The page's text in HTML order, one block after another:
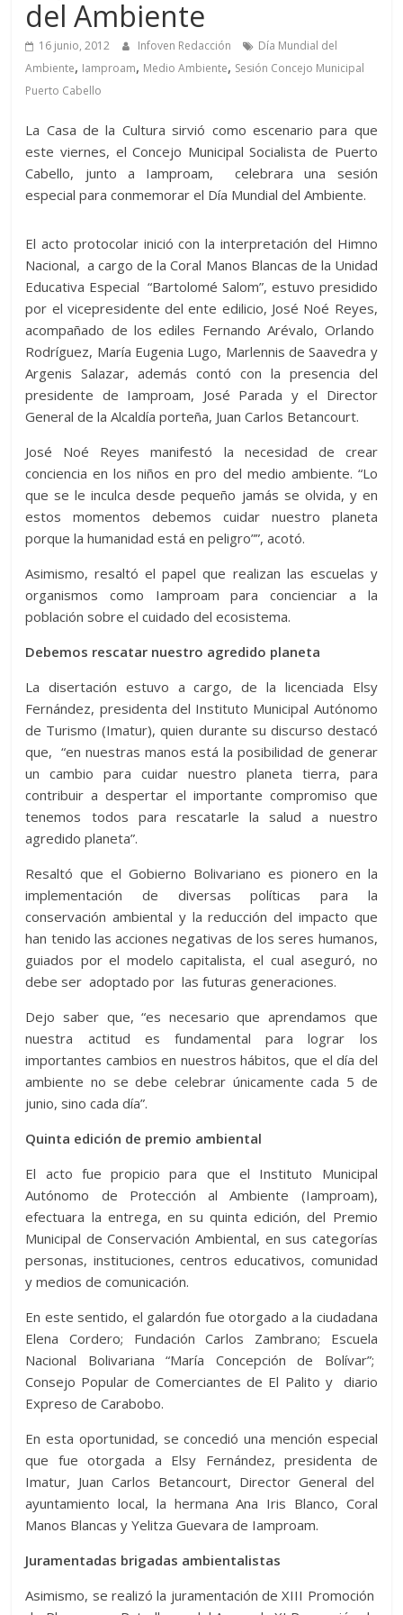
del Ambiente
16 junio, 2012 Infoven Redacción
Día Mundial del
Ambiente, Iamproam, Medio Ambiente, Sesión Concejo Municipal
Puerto Cabello
La Casa de la Cultura sirvió como escenario para que
este viernes, el Concejo Municipal Socialista de Puerto
Cabello, junto a Iamproam, celebrara una sesión
especial para conmemorar el Día Mundial del Ambiente.
El acto protocolar inició con la interpretación del Himno
Nacional, a cargo de la Coral Manos Blancas de la Unidad
Educativa Especial “Bartolomé Salom”, estuvo presidido
por el vicepresidente del ente edilicio, José Noé Reyes,
acompañado de los ediles Fernando Arévalo, Orlando
Rodríguez, María Eugenia Lugo, Marlennis de Saavedra y
Argenis Salazar, además contó con la presencia del
presidente de Iamproam, José Parada y el Director
General de la Alcaldía porteña, Juan Carlos Betancourt.
José Noé Reyes manifestó la necesidad de crear
conciencia en los niños en pro del medio ambiente. “Lo
que se le inculca desde pequeño jamás se olvida, y en
estos momentos debemos cuidar nuestro planeta
porque la humanidad está en peligro””, acotó.
Asimismo, resaltó el papel que realizan las escuelas y
organismos como Iamproam para concienciar a la
población sobre el cuidado del ecosistema.
Debemos rescatar nuestro agredido planeta
La disertación estuvo a cargo, de la licenciada Elsy
Fernández, presidenta del Instituto Municipal Autónomo
de Turismo (Imatur), quien durante su discurso destacó
que, “en nuestras manos está la posibilidad de generar
un cambio para cuidar nuestro planeta tierra, para
contribuir a despertar el importante compromiso que
tenemos todos para rescatarle la salud a nuestro
agredido planeta”.
Resaltó que el Gobierno Bolivariano es pionero en la
implementación de diversas políticas para la
conservación ambiental y la reducción del impacto que
han tenido las acciones negativas de los seres humanos,
guiados por el modelo capitalista, el cual aseguró, no
debe ser adoptado por las futuras generaciones.
Dejo saber que, “es necesario que aprendamos que
nuestra actitud es fundamental para lograr los
importantes cambios en nuestros hábitos, que el día del
ambiente no se debe celebrar únicamente cada 5 de
junio, sino cada día”.
Quinta edición de premio ambiental
El acto fue propicio para que el Instituto Municipal
Autónomo de Protección al Ambiente (Iamproam),
efectuara la entrega, en su quinta edición, del Premio
Municipal de Conservación Ambiental, en sus categorías
personas, instituciones, centros educativos, comunidad
y medios de comunicación.
En este sentido, el galardón fue otorgado a la ciudadana
Elena Cordero; Fundación Carlos Zambrano; Escuela
Nacional Bolivariana “María Concepción de Bolívar”;
Consejo Popular de Comerciantes de El Palito y diario
Expreso de Carabobo.
En esta oportunidad, se concedió una mención especial
que fue otorgada a Elsy Fernández, presidenta de
Imatur, Juan Carlos Betancourt, Director General del
ayuntamiento local, la hermana Ana Iris Blanco, Coral
Manos Blancas y Yelitza Guevara de Iamproam.
Juramentadas brigadas ambientalistas
Asimismo, se realizó la juramentación de XIII Promoción